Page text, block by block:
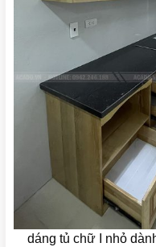
dáng tủ chữ I nhỏ